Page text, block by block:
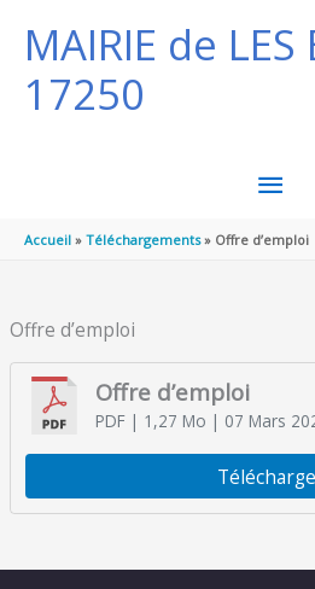
MAIRIE de LES
17250
MENU
Accueil Téléchargements Offre d’emploi
Offre d’emploi
Offre d’emploi
PDF| 1,27 Mo | 07 Mars